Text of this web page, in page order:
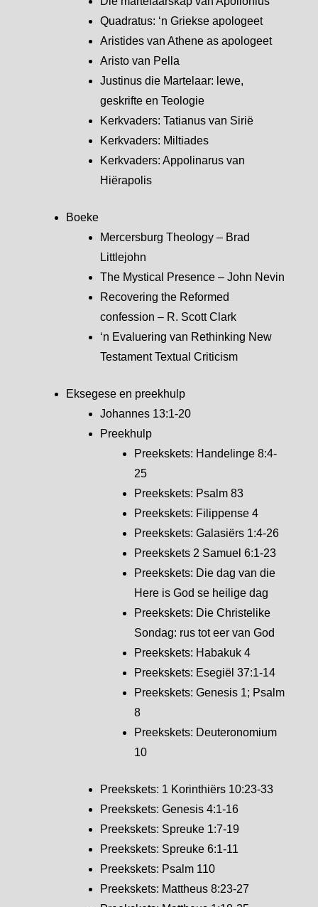
Quadratus: ‘n Griekse apologeet
Aristides van Athene as apologeet
Aristo van Pella
Justinus die Martelaar: lewe,
geskrifte en Teologie
Kerkvaders: Tatianus van Sirië
Kerkvaders: Miltiades
Kerkvaders: Appolinarus van
Hiërapolis
Boeke
Mercersburg Theology – Brad
Littlejohn
The Mystical Presence – John Nevin
Recovering the Reformed
confession – R. Scott Clark
‘n Evaluering van Rethinking New
Testament Textual Criticism
Eksegese en preekhulp
Johannes 13:1-20
Preekhulp
Preekskets: Handelinge 8:4-
25
Preekskets: Psalm 83
Preekskets: Filippense 4
Preekskets: Galasiërs 1:4-26
Preekskets 2 Samuel 6:1-23
Preekskets: Die dag van die
Here is God se heilige dag
Preekskets: Die Christelike
Sondag: rus tot eer van God
Preekskets: Habakuk 4
Preekskets: Esegiël 37:1-14
Preekskets: Genesis 1; Psalm
8
Preekskets: Deuteronomium
10
Preekskets: 1 Korinthiërs 10:23-33
Preekskets: Genesis 4:1-16
Preekskets: Spreuke 1:7-19
Preekskets: Spreuke 6:1-11
Preekskets: Psalm 110
Preekskets: Mattheus 8:23-27